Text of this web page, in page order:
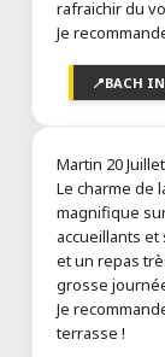
2 avis
rafraichir du
Je
📍BACH
Martin 20
Le charme de
magnifique
accueillants
et un repas
grosse
Je
terrasse !